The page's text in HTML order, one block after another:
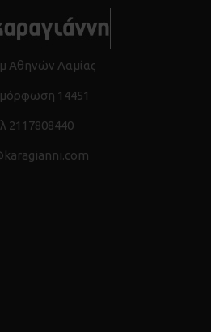
Αθηνών Λαμίας
14451
2117808440